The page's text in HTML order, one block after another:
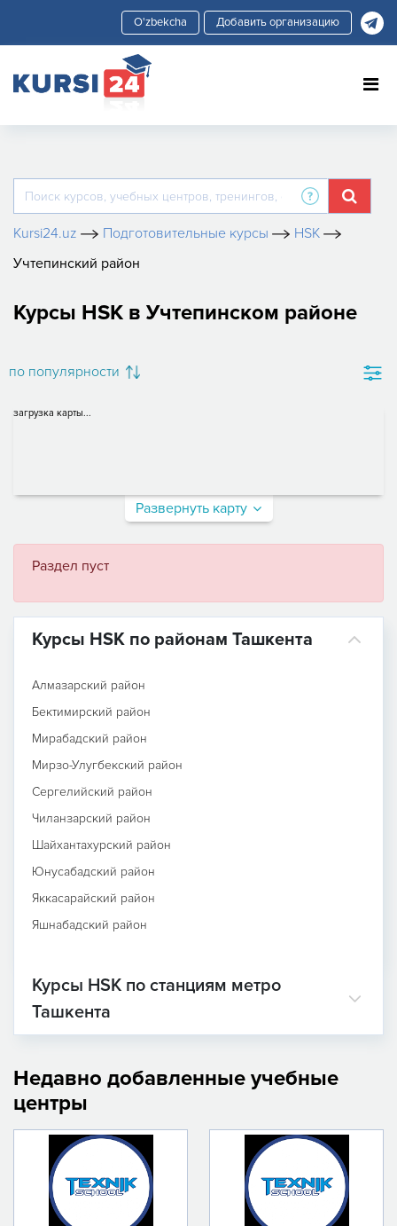
Добавить организацию
Kursi24.uz Подготовительные курсы
HSK
Учтепинский район
Курсы HSK в Учтепинском районе
по популярности
загрузка карты...
Развернуть карту
Раздел пуст
Курсы HSK по районам Ташкента
Алмазарский район
Бектимирский район
Мирабадский район
Мирзо-Улугбекский район
Сергелийский район
Чиланзарский район
Шайхантахурский район
Юнусабадский район
Яккасарайский район
Яшнабадский район
Курсы HSK по станциям метро
Ташкента
Недавно добавленные учебные
центры